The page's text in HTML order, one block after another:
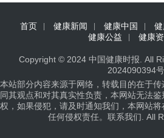
首页 健康新闻 健康中国
健康公益
健康
Copyright © 2024 中国健康时报. All
2024090394号
本站部分内容来源于网络，转载目的在于
同其观点和对其真实性负责，本网站无法
权，如果侵犯，请及时通知我们，本网站
任何侵权责任。 联系我们. All